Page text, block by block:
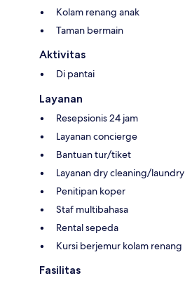
Kolam renang anak
Taman bermain
Aktivitas
Di pantai
Layanan
Resepsionis 24 jam
Layanan concierge
Bantuan tur/tiket
Layanan dry cleaning/laundry
Penitipan koper
Staf multibahasa
Rental sepeda
Kursi berjemur kolam renang
Fasilitas